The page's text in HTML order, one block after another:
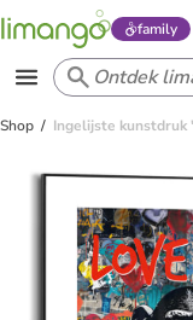
family
Shop Ingelijste kunstdruk